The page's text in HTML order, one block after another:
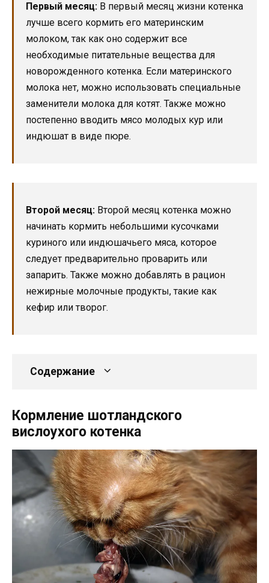
Первый месяц: В первый месяц жизни котенка
лучше всего кормить его материнским
молоком, так как оно содержит все
необходимые питательные вещества для
новорожденного котенка. Если материнского
молока нет, можно использовать специальные
заменители молока для котят. Также можно
постепенно вводить мясо молодых кур или
индюшат в виде пюре.
Второй месяц: Второй месяц котенка можно
начинать кормить небольшими кусочками
куриного или индюшачьего мяса, которое
следует предварительно проварить или
запарить. Также можно добавлять в рацион
нежирные молочные продукты, такие как
кефир или творог.
Содержание
Кормление шотландского
вислоухого котенка